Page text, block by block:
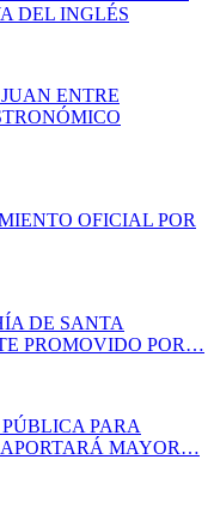
DEL INGLÉS
ENTRE
OFICIAL POR
DE SANTA
PROMOVIDO POR…
PARA
MAYOR…